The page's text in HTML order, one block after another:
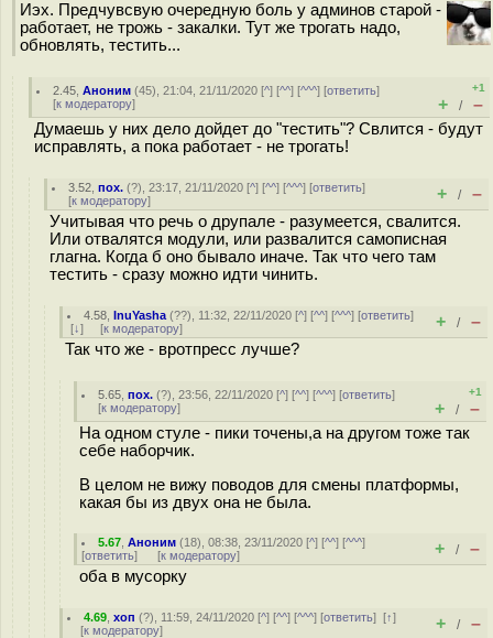
Иэх. Предчувсвую очередную боль у админов старой -
работает, не трожь - закалки. Тут же трогать надо,
обновлять, тестить...
2.45 ,Аноним (45), 21:04, 21/11/2020 [^] [^^] [^^^] [ответить]
[к модератору]
+1
+ / –
Думаешь у них дело дойдет до "тестить"? Свлится - будут
исправлять, а пока работает - не трогать!
3.52 ,пох. (?), 23:17, 21/11/2020 [^] [^^] [^^^] [ответить]
[к модератору] + / –
Учитывая что речь о друпале - разумеется, свалится.
Или отвалятся модули, или развалится самописная
глагна. Когда б оно бывало иначе. Так что чего там
тестить - сразу можно идти чинить.
4.58 ,InuYasha (??), 11:32, 22/11/2020 [^] [^^] [^^^] [ответить]
[↓] [к модератору] + / –
Так что же - вротпресс лучше?
5.65 ,пох. (?), 23:56, 22/11/2020 [^] [^^] [^^^] [ответить]
[к модератору]
+1
+ / –
На одном стуле - пики точены,а на другом тоже так
себе наборчик.
В целом не вижу поводов для смены платформы,
какая бы из двух она не была.
5.67 ,Аноним (18), 08:38, 23/11/2020 [^] [^^] [^^^]
[ответить] [к модератору] + / –
оба в мусорку
4.69 ,хоп (?), 11:59, 24/11/2020 [^] [^^] [^^^] [ответить][↑]
[к модератору] + / –